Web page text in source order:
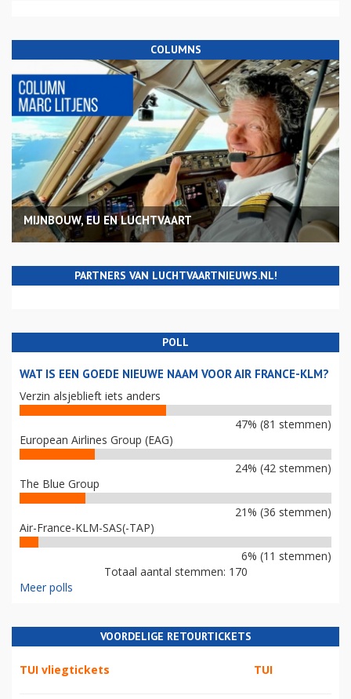
COLUMNS
MIJNBOUW, EU EN LUCHTVAART
PARTNERS VAN LUCHTVAARTNIEUWS.NL!
POLL
WAT IS EEN GOEDE NIEUWE NAAM VOOR AIR FRANCE-KLM?
Verzin alsjeblieft iets anders
47% (81 stemmen)
European Airlines Group (EAG)
24% (42 stemmen)
The Blue Group
21% (36 stemmen)
Air-France-KLM-SAS(-TAP)
6% (11 stemmen)
Totaal aantal stemmen: 170
Meer polls
VOORDELIGE RETOURTICKETS
TUI vliegtickets TUI